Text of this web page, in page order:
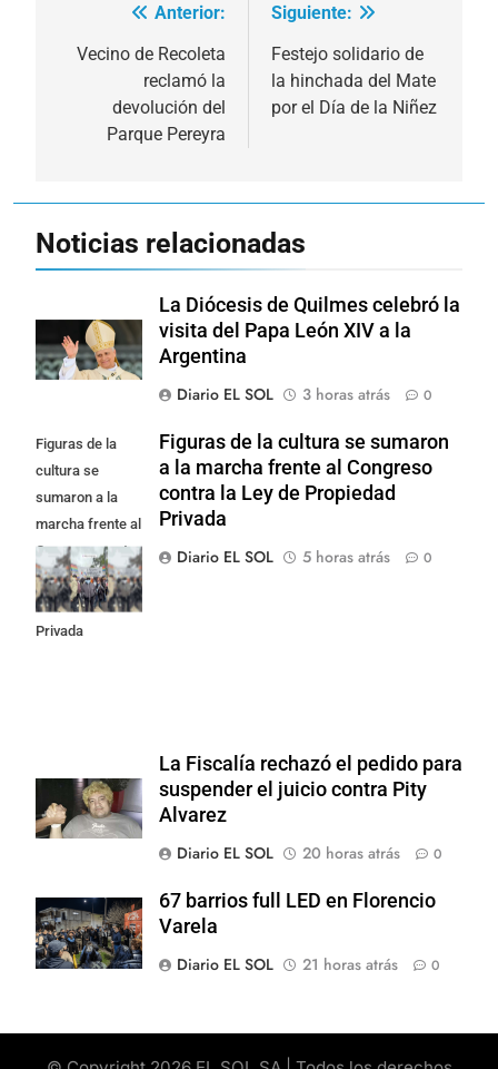
Navegación
de
entradas
Anterior:
Vecino de Recoleta
reclamó la
devolución del
Parque Pereyra
Siguiente:
Festejo solidario de
la hinchada del Mate
por el Día de la Niñez
Noticias relacionadas
La Diócesis de Quilmes celebró la
visita del Papa León XIV a la
Argentina
Diario EL SOL
3 horas atrás 0
Figuras de la
cultura se
sumaron a la
marcha frente al
Congreso contra
la Ley de
Propiedad
Privada
Figuras de la cultura se sumaron
a la marcha frente al Congreso
contra la Ley de Propiedad
Privada
Diario EL SOL
5 horas atrás 0
La Fiscalía rechazó el pedido para
suspender el juicio contra Pity
Alvarez
Diario EL SOL
20 horas atrás 0
67 barrios full LED en Florencio
Varela
Diario EL SOL
21 horas atrás 0